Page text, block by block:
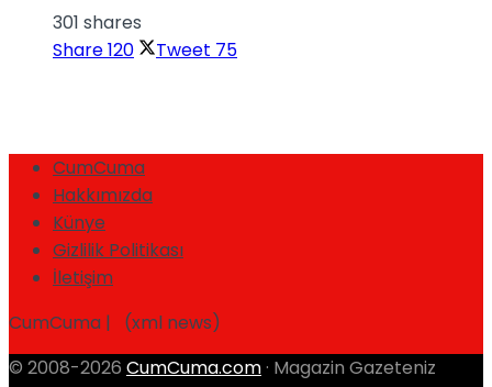
301 shares
Share120 Tweet 75
CumCuma
Hakkımızda
Künye
Gizlilik Politikası
İletişim
CumCuma | (xml news)
© 2008-2026 CumCuma.com · Magazin Gazeteniz